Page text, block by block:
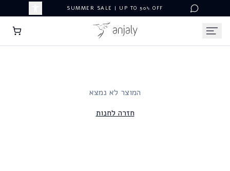
SUMMER SALE | UP TO 50% OFF
המוצר לא נמצא
חזרה לחנות